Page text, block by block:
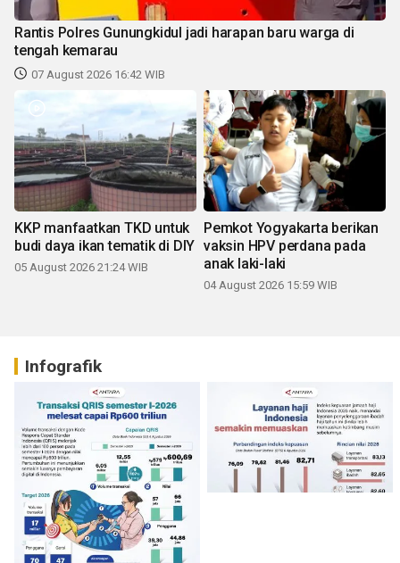
Rantis Polres Gunungkidul jadi harapan baru warga di
tengah kemarau
07 August 2026 16:42 WIB
KKP manfaatkan TKD untuk
budi daya ikan tematik di DIY
05 August 2026 21:24 WIB
Pemkot Yogyakarta berikan
vaksin HPV perdana pada
anak laki-laki
04 August 2026 15:59 WIB
Infografik